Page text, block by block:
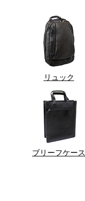
リュック
ブリーフケース